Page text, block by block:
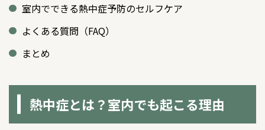
室内でできる熱中症予防のセルフケア
よくある質問（FAQ）
まとめ
熱中症とは？室内でも起こる理由